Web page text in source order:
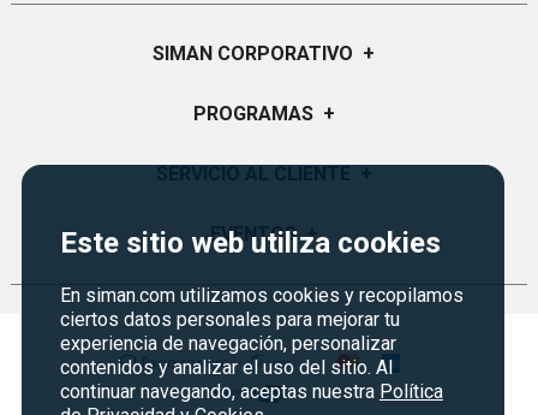
Este sitio web utiliza cookies
En siman.com utilizamos cookies y recopilamos
ciertos datos personales para mejorar tu
experiencia de navegación, personalizar
contenidos y analizar el uso del sitio. Al
continuar navegando, aceptas nuestra Política
SIMAN CORPORATIVO +
Quiénes Somos
Sucursales
Empleos Siman
PROGRAMAS +
Monedero
Siman PRO
Credisiman
Preguntas Frecuentes
Contáctenos
Seguridad del sitio
Política de Privacidad
EVENTOS +
Fiesta del fútbol
Rebajas